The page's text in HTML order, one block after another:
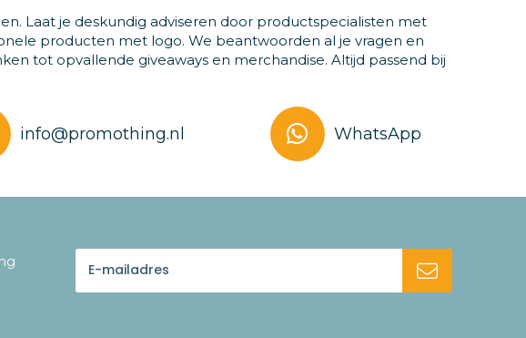
Laat je deskundig adviseren door productspecialisten met
producten met logo. We beantwoorden al je vragen en
tot opvallende giveaways en merchandise. Altijd passend bij
info@promothing.nl WhatsApp